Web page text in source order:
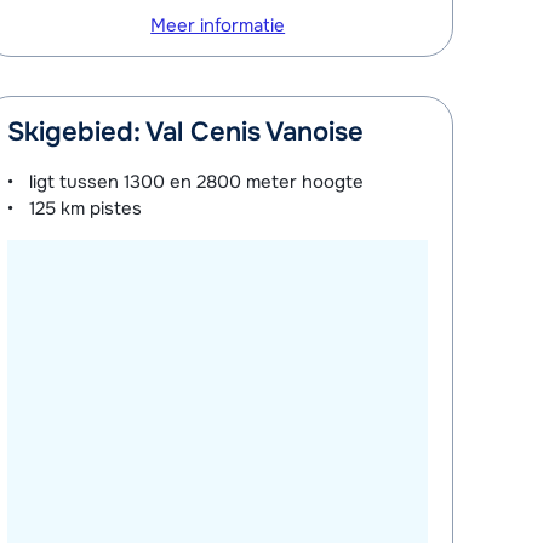
Meer informatie
Skigebied: Val Cenis Vanoise
ligt tussen1300 en 2800 meter hoogte
125 km pistes